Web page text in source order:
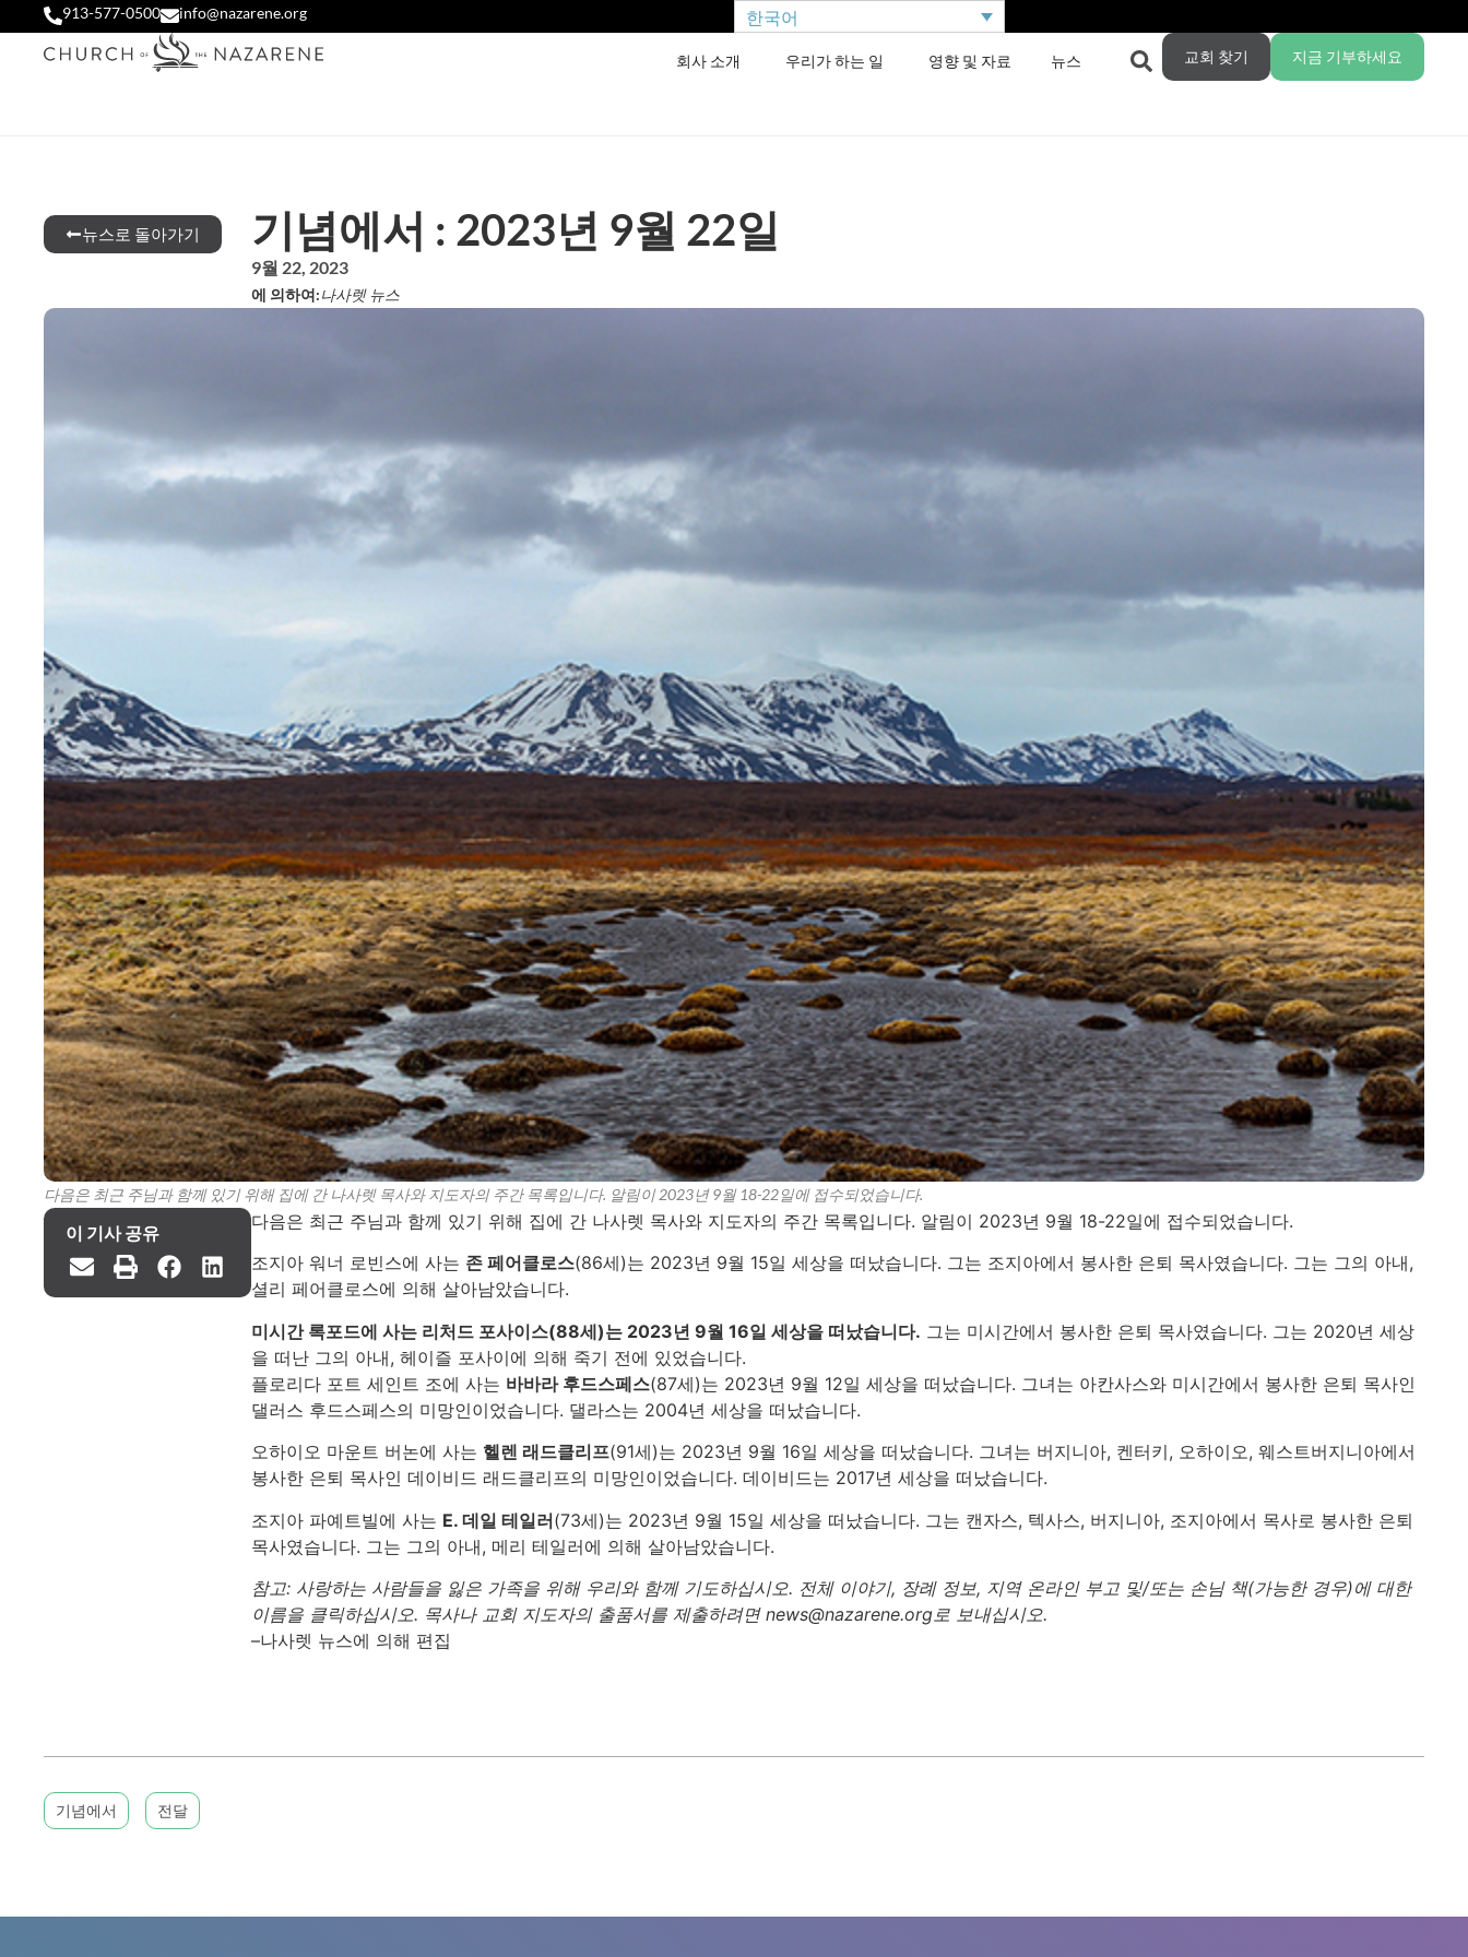
913-577-0500 info@nazarene.org 한국어
회사 소개 우리가 하는 일 영향 및 자료 뉴스 교회 찾기 지금 기부하세요
뉴스로 돌아가기 기념에서 : 2023년 9월 22일
9월 22, 2023
에 의하여:나사렛 뉴스
다음은 최근 주님과 함께 있기 위해 집에 간 나사렛 목사와 지도자의 주간 목록입니다. 알림이 2023년 9월 18-22일에 접수되었습니다.
이 기사 공유
다음은 최근 주님과 함께 있기 위해 집에 간 나사렛 목사와 지도자의 주간 목록입니다. 알림이 2023년 9월 18-22일에 접수되었습니다.
조지아 워너 로빈스에 사는 존 페어클로스(86세)는 2023년 9월 15일 세상을 떠났습니다. 그는 조지아에서 봉사한 은퇴 목사였습니다. 그는 그의 아내,
셜리 페어클로스에 의해 살아남았습니다.
미시간 록포드에 사는 리처드 포사이스(88세)는 2023년 9월 16일 세상을 떠났습니다. 그는 미시간에서 봉사한 은퇴 목사였습니다. 그는 2020년 세상
을 떠난 그의 아내, 헤이즐 포사이에 의해 죽기 전에 있었습니다.
플로리다 포트 세인트 조에 사는 바바라 후드스페스(87세)는 2023년 9월 12일 세상을 떠났습니다. 그녀는 아칸사스와 미시간에서 봉사한 은퇴 목사인
댈러스 후드스페스의 미망인이었습니다. 댈라스는 2004년 세상을 떠났습니다.
오하이오 마운트 버논에 사는 헬렌 래드클리프(91세)는 2023년 9월 16일 세상을 떠났습니다. 그녀는 버지니아, 켄터키, 오하이오, 웨스트버지니아에서
봉사한 은퇴 목사인 데이비드 래드클리프의 미망인이었습니다. 데이비드는 2017년 세상을 떠났습니다.
조지아 파예트빌에 사는 E. 데일 테일러(73세)는 2023년 9월 15일 세상을 떠났습니다. 그는 캔자스, 텍사스, 버지니아, 조지아에서 목사로 봉사한 은퇴
목사였습니다. 그는 그의 아내, 메리 테일러에 의해 살아남았습니다.
참고: 사랑하는 사람들을 잃은 가족을 위해 우리와 함께 기도하십시오. 전체 이야기, 장례 정보, 지역 온라인 부고 및/또는 손님 책(가능한 경우)에 대한
이름을 클릭하십시오. 목사나 교회 지도자의 출품서를 제출하려면 news@nazarene.org로 보내십시오.
–나사렛 뉴스에 의해 편집
기념에서 전달